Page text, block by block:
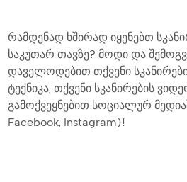
რამდენად ხშირად იყენებთ
საკუთარ თავზე? მოდი და
დაველოდებით თქვენი
ტექნიკა, თქვენი სკანირების
გამოქვეყნებით სოციალურ
Facebook, Instagram)!